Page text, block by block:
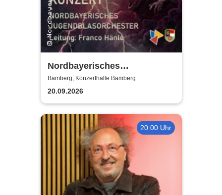
Nordbayerisches
Jugendblasorchester |
Konzerthalle Bamberg
Bamberg, Konzerthalle Bamberg
20.09.2026
20:00 Uhr